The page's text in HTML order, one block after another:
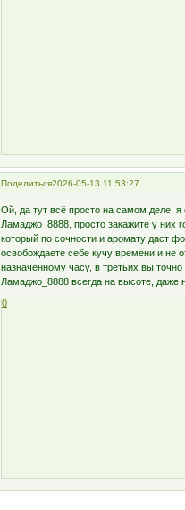
Поделиться2026-05-13 11:53:27
Ой, да тут всё просто на самом деле, я
Ламаджо_8888, просто закажите у
который по сочности и аромату даст
освобождаете себе кучу времени и не
назначенному часу, в третьих вы
Ламаджо_8888 всегда на высоте, даже
0